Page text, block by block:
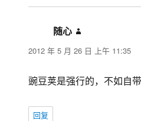
随心
道：
2012 年 5 月 26 日 上午 11:35
豌豆荚是强行的，不如自
回复